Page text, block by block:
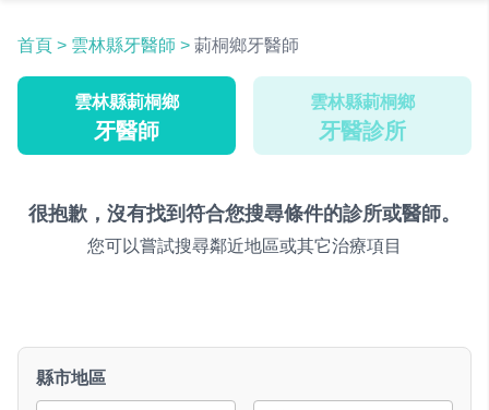
首頁 > 雲林縣牙醫師 > 莿桐鄉牙醫師
雲林縣莿桐鄉
牙醫師
雲林縣莿桐鄉
牙醫診所
很抱歉，沒有找到符合您搜尋條件的診所或醫師。
您可以嘗試搜尋鄰近地區或其它治療項目
縣市地區